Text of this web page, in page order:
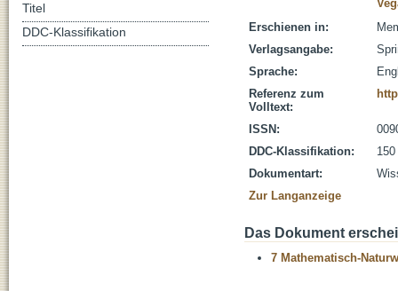
Erschienen in:
Verlagsangabe:
Sprache:
Referenz zum
Volltext:
ISSN:
DDC-Klassifikation:
Dokumentart:
Zur Langanzeige
Das Dokument
7 Mathematisch-
Titel
DDC-Klassifikation